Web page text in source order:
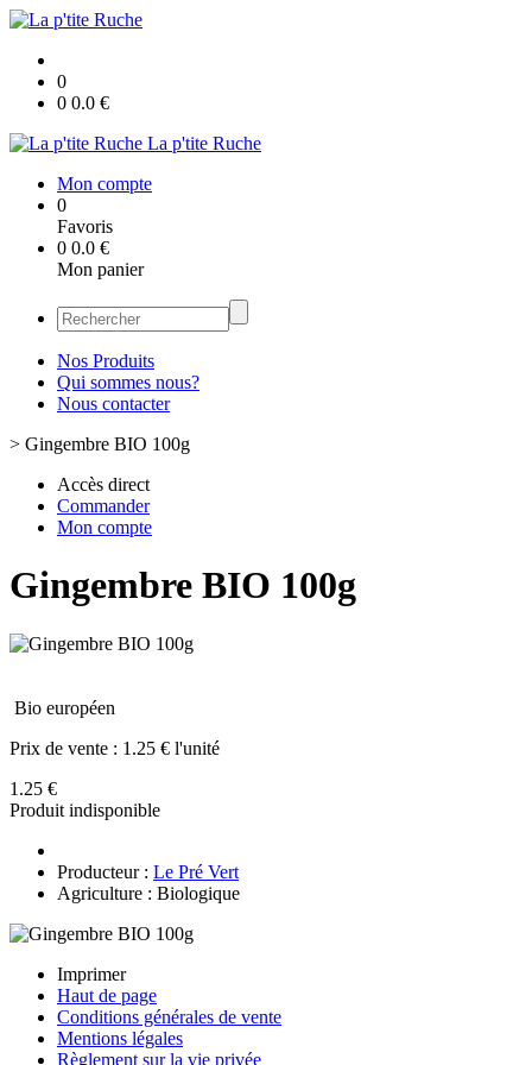
0
0 0.0 €
La p'tite Ruche
Mon compte
0
Favoris
0 0.0 €
Mon panier
Nos Produits
Qui sommes nous?
Nous contacter
> Gingembre BIO 100g
Accès direct
Commander
Mon compte
Gingembre BIO 100g
Bio européen
Prix de vente : 1.25 € l'unité
1.25 €
Produit indisponible
Producteur : Le Pré Vert
Agriculture : Biologique
Imprimer
Haut de page
Conditions générales de vente
Mentions légales
Règlement sur la vie privée